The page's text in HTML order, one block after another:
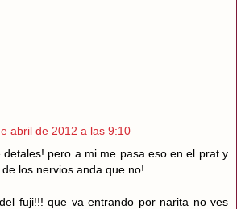
abril de 2012 a las 9:10
detales! pero a mi me pasa eso en el prat y
los nervios anda que no!
fuji!!! que va entrando por narita no ves